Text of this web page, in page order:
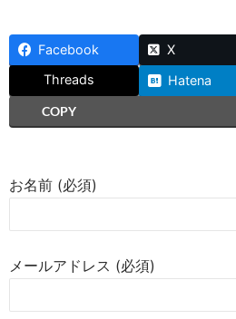
Facebook X
Threads
Hatena
COPY
お名前 (必須)
メールアドレス (必須)